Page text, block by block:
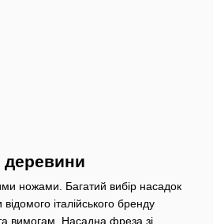
деревини
ножами. Багатий вибір насадок
італійського бренду
вимогам. Насадна фреза зі